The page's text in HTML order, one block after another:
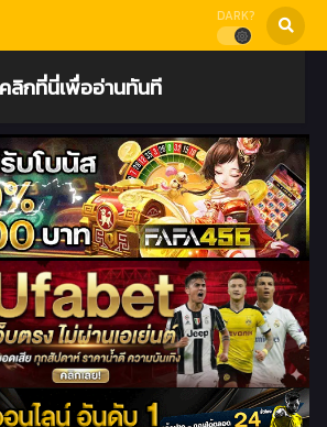
DARK?
คลิกที่นี่เพื่ออ่านทันที